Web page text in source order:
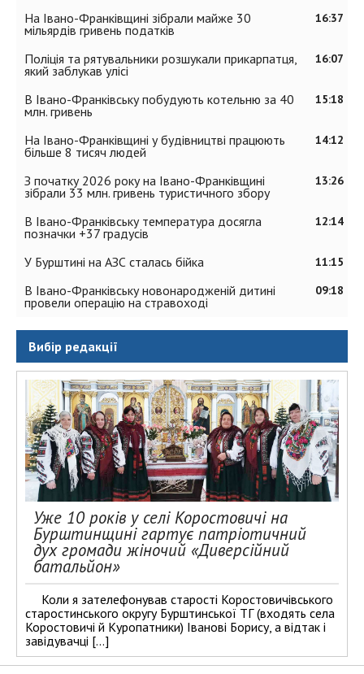
16:37
На Івано-Франківщині зібрали майже 30
мільярдів гривень податків
16:07
Поліція та рятувальники розшукали прикарпатця,
який заблукав улісі
15:18
В Івано-Франківську побудують котельню за 40
млн. гривень
14:12
На Івано-Франківщині у будівництві працюють
більше 8 тисяч людей
13:26
З початку 2026 року на Івано-Франківщині
зібрали 33 млн. гривень туристичного збору
12:14
В Івано-Франківську температура досягла
позначки +37 градусів
11:15
У Бурштині на АЗС сталась бійка
09:18
В Івано-Франківську новонародженій дитині
провели операцію на стравоході
Вибір редакції
Уже 10 років у селі Коростовичі на
Бурштинщині гартує патріотичний
дух громади жіночий «Диверсійний
батальйон»
Коли я зателефонував старості Коростовичівського
старостинського округу Бурштинської ТГ (входять села
Коростовичі й Куропатники) Іванові Борису, а відтак і
завідувачці […]